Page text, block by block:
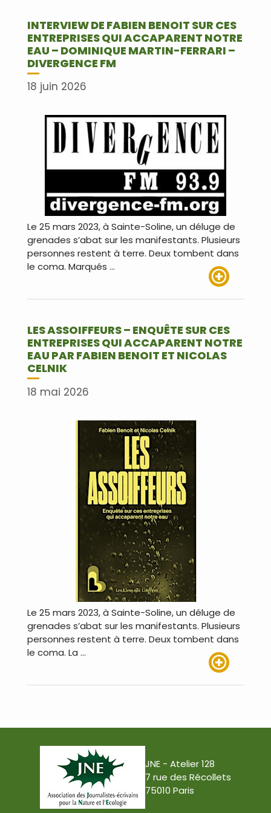
INTERVIEW DE FABIEN BENOIT SUR CES
ENTREPRISES QUI ACCAPARENT NOTRE
EAU – DOMINIQUE MARTIN-FERRARI –
DIVERGENCE FM
18 juin 2026
Le 25 mars 2023, à Sainte-Soline, un déluge de
grenades s’abat sur les manifestants. Plusieurs
personnes restent à terre. Deux tombent dans
le coma. Marqués …
LES ASSOIFFEURS – ENQUÊTE SUR CES
ENTREPRISES QUI ACCAPARENT NOTRE
EAU PAR FABIEN BENOIT ET NICOLAS
CELNIK
18 mai 2026
Le 25 mars 2023, à Sainte-Soline, un déluge de
grenades s’abat sur les manifestants. Plusieurs
personnes restent à terre. Deux tombent dans
le coma. La …
JNE - Atelier 128
7 rue des Récollets
75010 Paris